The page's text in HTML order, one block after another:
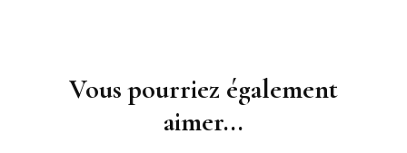
Vous pourriez également
aimer...